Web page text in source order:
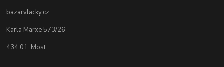
bazarvlacky.cz
Karla Marxe 573/26
434 01 Most